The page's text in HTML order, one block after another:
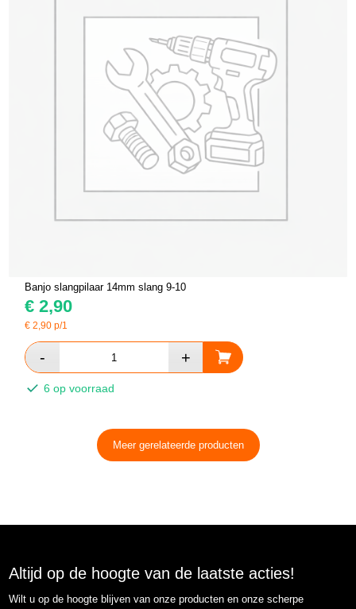
Banjo slangpilaar 14mm slang 9-10
€ 2,90
€2,90 p/1
6 op voorraad
Meer gerelateerde producten
Altijd op de hoogte van de laatste acties!
Wilt u op de hoogte blijven van onze producten en onze scherpe